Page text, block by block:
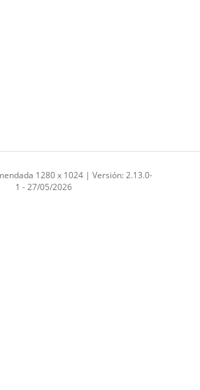
1280 x 1024 | Versión: 2.13.0-
1 - 27/05/2026